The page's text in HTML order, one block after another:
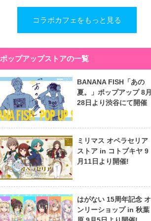
コラボカフェをもっと見る
ポップアップストアの一覧
BANANA FISH「あの
夏。」ポップアップ 8月
28日より渋谷にて開催
ミリマス オペラセリア
ストア in コトブキヤ 9
月11日より開催!
はがない 15周年記念 オ
ンリーショップ in 秋葉